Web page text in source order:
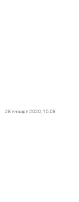
28 января 2020, 15:08